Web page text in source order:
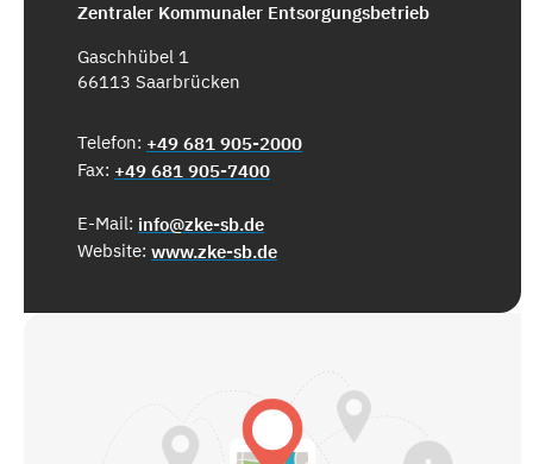
Zentraler Kommunaler Entsorgungsbetrieb
Gaschhübel 1
66113 Saarbrücken
Telefon: +49 681 905-2000
Fax: +49 681 905-7400
E-Mail: info@zke-sb.de
Website: www.zke-sb.de